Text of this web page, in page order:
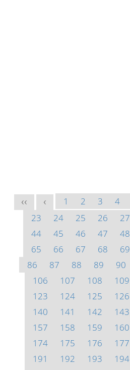
<< < 1 2 3 4
23
24 25 26 27
44
45 46 47 48
65
66 67 68 69
86
87 88 89 90
106
107 108 109
123
124 125 126
140
141 142 143
157
158 159 160
174
175 176 177
191
192 193 194